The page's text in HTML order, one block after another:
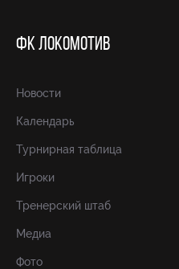
ФК ЛОКОМОТИВ
Новости
Календарь
Турнирная таблица
Игроки
Тренерский штаб
Медиа
Фото